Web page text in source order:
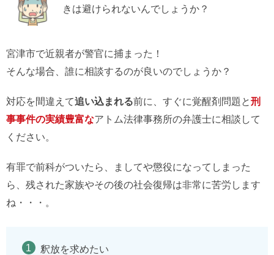
きは避けられないんでしょうか？
宮津市で近親者が警官に捕まった！
そんな場合、誰に相談するのが良いのでしょうか？
対応を間違えて追い込まれる前に、すぐに覚醒剤問題と刑
事事件の実績豊富なアトム法律事務所の弁護士に相談して
ください。
有罪で前科がついたら、ましてや懲役になってしまった
ら、残された家族やその後の社会復帰は非常に苦労します
ね・・・。
釈放を求めたい